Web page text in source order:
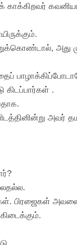
அது
கிடப்பார்கள் .
அவர்
பிரஜைகள்